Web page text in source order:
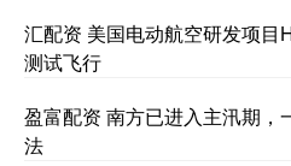
汇配资 美国电动航空研发项
测试飞行
盈富配资 南方已进入主汛期，
法